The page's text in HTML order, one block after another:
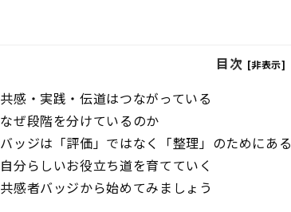
目次 [非表示]
共感・実践・伝道はつながっている
なぜ段階を分けているのか
バッジは「評価」ではなく「整理」のためにある
自分らしいお役立ち道を育てていく
共感者バッジから始めてみましょう